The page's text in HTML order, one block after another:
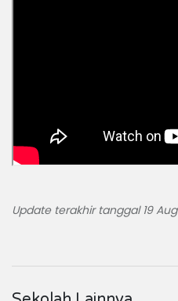
Update terakhir tanggal 19